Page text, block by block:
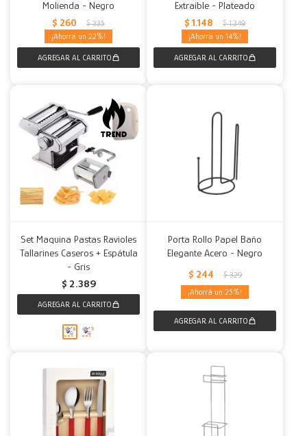
Molienda - Negro
$ 260 $ 335
22
Extraíble - Plateado
$ 1.148 $ 1.349
14
Set Maquina Pastas Ravioles
Tallarines Caseros + Espátula
- Gris
$ 2.389
Porta Rollo Papel Baño
Elegante Acero - Negro
$ 244 $ 329
25